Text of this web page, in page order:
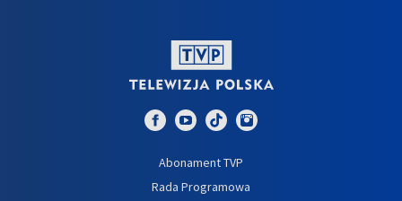
Abonament TVP
Rada Programowa